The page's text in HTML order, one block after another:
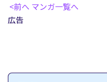
<前へ マンガ一覧へ
広告